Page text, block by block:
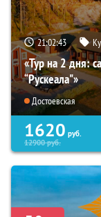
21:02:42
«Тур на 2 дня:
“Рускеала"»
Достоевская
1620 руб.
12900руб.